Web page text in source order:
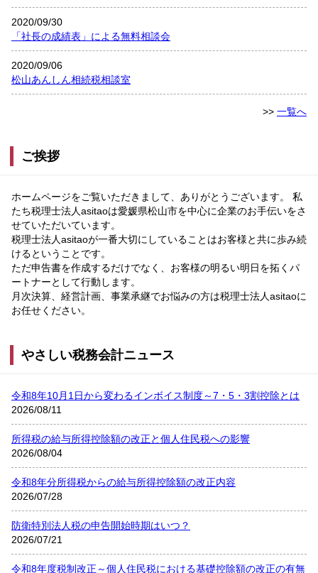
2020/09/30
「社長の成績表」による無料相談会
2020/09/06
松山あんしん相続税相談室
>> 一覧へ
ご挨拶
ホームページをご覧いただきまして、ありがとうございます。 私
たち税理士法人asitaoは愛媛県松山市を中心に企業のお手伝いをさ
せていただいています。
税理士法人asitaoが一番大切にしていることはお客様と共に歩み続
けるということです。
ただ申告書を作成するだけでなく、お客様の明るい明日を拓くパ
ートナーとして行動します。
月次決算、経営計画、事業承継でお悩みの方は税理士法人asitaoに
お任せください。
やさしい税務会計ニュース
令和8年10月1日から変わるインボイス制度～7・5・3割控除とは
2026/08/11
所得税の給与所得控除額の改正と個人住民税への影響
2026/08/04
令和8年分所得税からの給与所得控除額の改正内容
2026/07/28
防衛特別法人税の申告開始時期はいつ？
2026/07/21
令和8年度税制改正～個人住民税における基礎控除額の改正の有無